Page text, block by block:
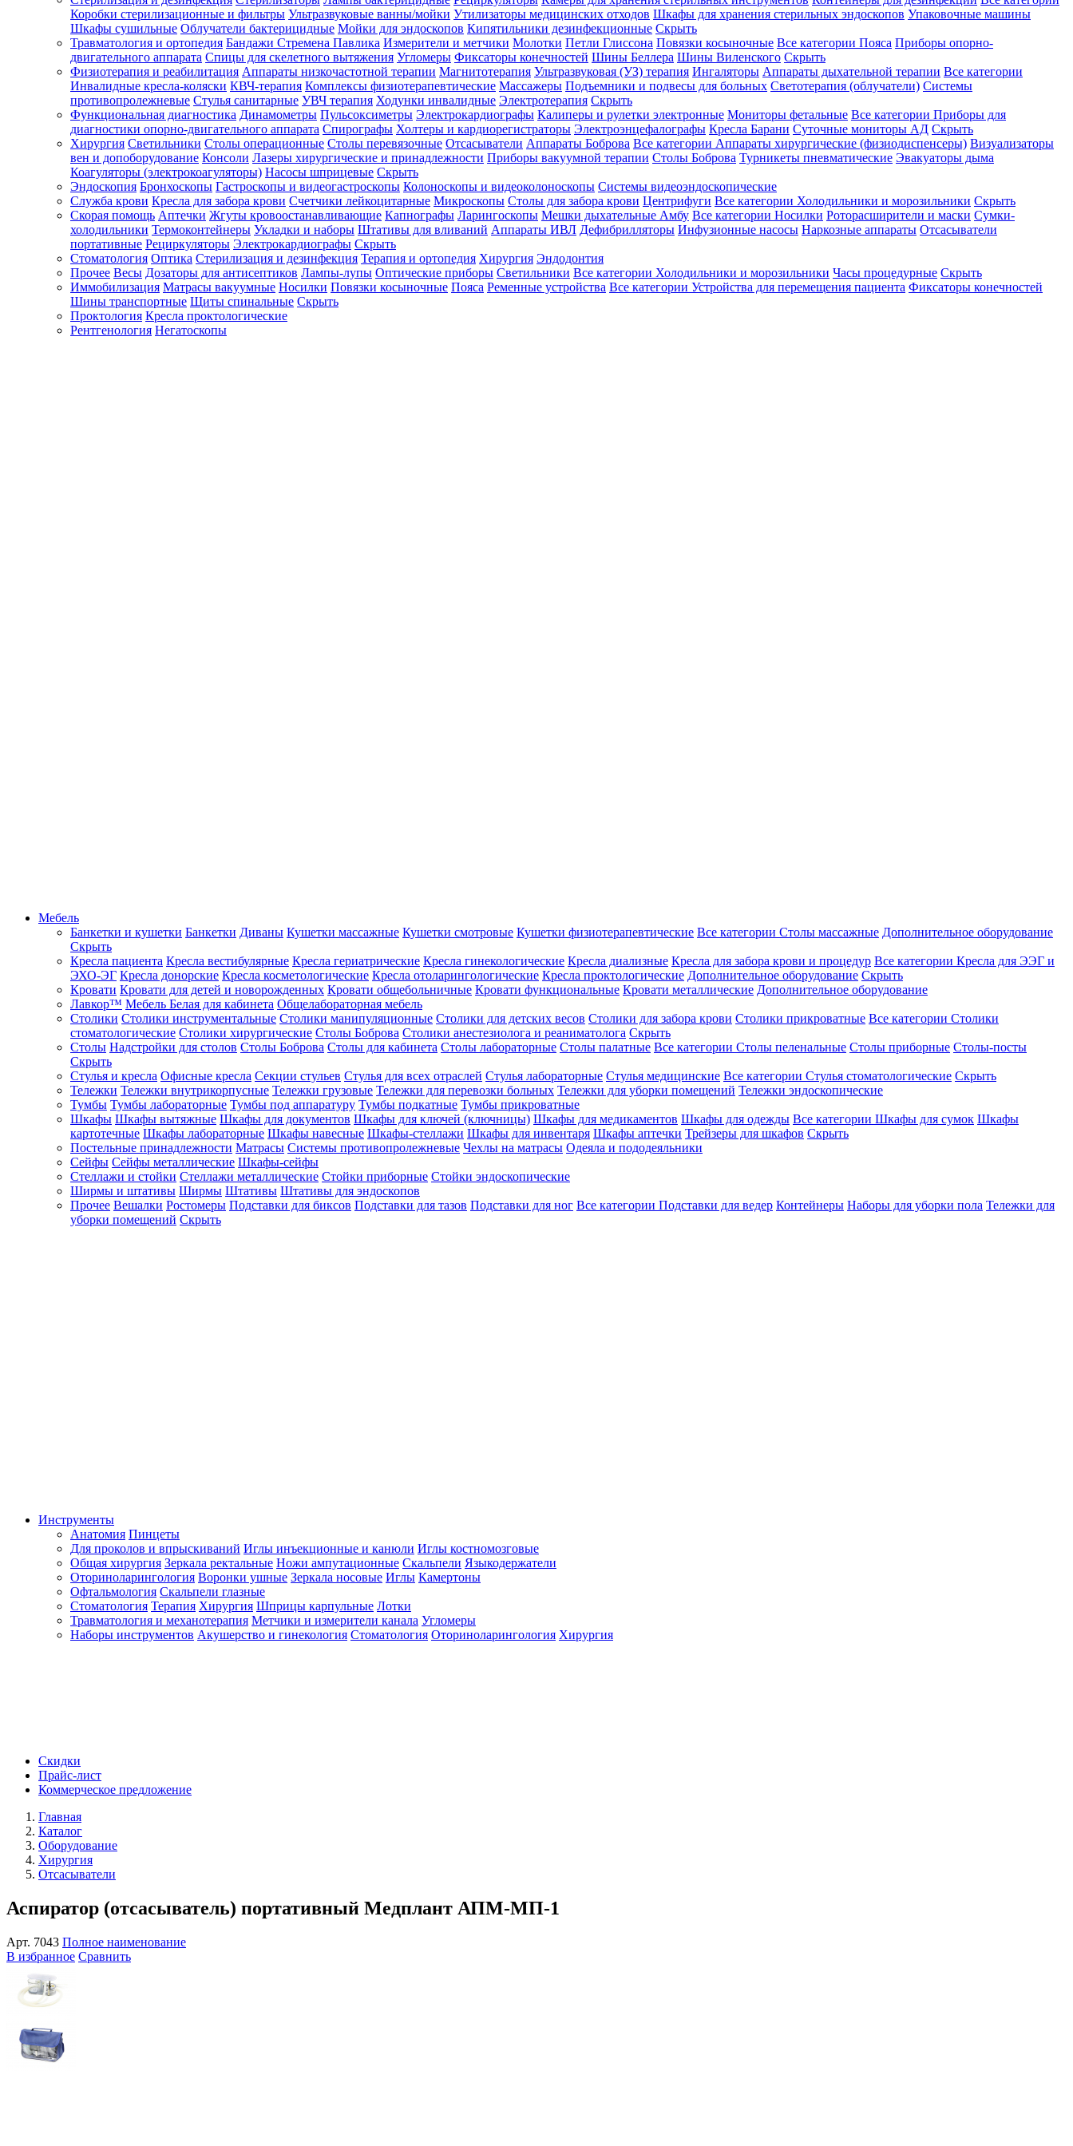
Зарегистрироваться
Зачем
регистрироваться?
Все
покупки
в
одном
месте
Личный
менеджер
Отслеживание
статуса
заказа
Коробки стерилизационные и фильтры Ультразвуковые ванны/мойки Утилизаторы медицинских отходов Шкафы для хранения стерильных эндоскопов Упаковочные машины
Шкафы сушильные Облучатели бактерицидные Мойки для эндоскопов Кипятильники дезинфекционные Скрыть
Травматология и ортопедия Бандажи Стремена Павлика Измерители и метчики Молотки Петли Глиссона Повязки косыночные Все категории Пояса Приборы опорно-
двигательного аппарата Спицы для скелетного вытяжения Угломеры Фиксаторы конечностей Шины Беллера Шины Виленского Скрыть
Физиотерапия и реабилитация Аппараты низкочастотной терапии Магнитотерапия Ультразвуковая (УЗ) терапия Ингаляторы Аппараты дыхательной терапии Все категории
Инвалидные кресла-коляски КВЧ-терапия Комплексы физиотерапевтические Массажеры Подъемники и подвесы для больных Светотерапия (облучатели) Системы
противопролежневые Стулья санитарные УВЧ терапия Ходунки инвалидные Электротерапия Скрыть
Функциональная диагностика Динамометры Пульсоксиметры Электрокардиографы Калиперы и рулетки электронные Мониторы фетальные Все категории Приборы для
диагностики опорно-двигательного аппарата Спирографы Холтеры и кардиорегистраторы Электроэнцефалографы Кресла Барани Суточные мониторы АД Скрыть
Хирургия Светильники Столы операционные Столы перевязочные Отсасыватели Аппараты Боброва Все категории Аппараты хирургические (физиодиспенсеры) Визуализаторы
вен и допоборудование Консоли Лазеры хирургические и принадлежности Приборы вакуумной терапии Столы Боброва Турникеты пневматические Эвакуаторы дыма
Коагуляторы (электрокоагуляторы) Насосы шприцевые Скрыть
Эндоскопия Бронхоскопы Гастроскопы и видеогастроскопы Колоноскопы и видеоколоноскопы Системы видеоэндоскопические
Служба крови Кресла для забора крови Счетчики лейкоцитарные Микроскопы Столы для забора крови Центрифуги Все категории Холодильники и морозильники Скрыть
Скорая помощь Аптечки Жгуты кровоостанавливающие Капнографы Ларингоскопы Мешки дыхательные Амбу Все категории Носилки Роторасширители и маски Сумки-
холодильники Термоконтейнеры Укладки и наборы Штативы для вливаний Аппараты ИВЛ Дефибрилляторы Инфузионные насосы Наркозные аппараты Отсасыватели
портативные Рециркуляторы Электрокардиографы Скрыть
Стоматология Оптика Стерилизация и дезинфекция Терапия и ортопедия Хирургия Эндодонтия
Прочее Весы Дозаторы для антисептиков Лампы-лупы Оптические приборы Светильники Все категории Холодильники и морозильники Часы процедурные Скрыть
Иммобилизация Матрасы вакуумные Носилки Повязки косыночные Пояса Ременные устройства Все категории Устройства для перемещения пациента Фиксаторы конечностей
Шины транспортные Щиты спинальные Скрыть
Проктология Кресла проктологические
Рентгенология Негатоскопы
Мебель
Банкетки и кушетки Банкетки Диваны Кушетки массажные Кушетки смотровые Кушетки физиотерапевтические Все категории Столы массажные Дополнительное оборудование
Скрыть
Кресла пациента Кресла вестибулярные Кресла гериатрические Кресла гинекологические Кресла диализные Кресла для забора крови и процедур Все категории Кресла для ЭЭГ и
ЭХО-ЭГ Кресла донорские Кресла косметологические Кресла отоларингологические Кресла проктологические Дополнительное оборудование Скрыть
Кровати Кровати для детей и новорожденных Кровати общебольничные Кровати функциональные Кровати металлические Дополнительное оборудование
Лавкор™ Мебель Белая для кабинета Общелабораторная мебель
Столики Столики инструментальные Столики манипуляционные Столики для детских весов Столики для забора крови Столики прикроватные Все категории Столики
стоматологические Столики хирургические Столы Боброва Столики анестезиолога и реаниматолога Скрыть
Столы Надстройки для столов Столы Боброва Столы для кабинета Столы лабораторные Столы палатные Все категории Столы пеленальные Столы приборные Столы-посты
Скрыть
Стулья и кресла Офисные кресла Секции стульев Стулья для всех отраслей Стулья лабораторные Стулья медицинские Все категории Стулья стоматологические Скрыть
Тележки Тележки внутрикорпусные Тележки грузовые Тележки для перевозки больных Тележки для уборки помещений Тележки эндоскопические
Тумбы Тумбы лабораторные Тумбы под аппаратуру Тумбы подкатные Тумбы прикроватные
Шкафы Шкафы вытяжные Шкафы для документов Шкафы для ключей (ключницы) Шкафы для медикаментов Шкафы для одежды Все категории Шкафы для сумок Шкафы
картотечные Шкафы лабораторные Шкафы навесные Шкафы-стеллажи Шкафы для инвентаря Шкафы аптечки Трейзеры для шкафов Скрыть
Постельные принадлежности Матрасы Системы противопролежневые Чехлы на матрасы Одеяла и пододеяльники
Сейфы Сейфы металлические Шкафы-сейфы
Стеллажи и стойки Стеллажи металлические Стойки приборные Стойки эндоскопические
Ширмы и штативы Ширмы Штативы Штативы для эндоскопов
Прочее Вешалки Ростомеры Подставки для биксов Подставки для тазов Подставки для ног Все категории Подставки для ведер Контейнеры Наборы для уборки пола Тележки для
уборки помещений Скрыть
Инструменты
Анатомия Пинцеты
Для проколов и впрыскиваний Иглы инъекционные и канюли Иглы костномозговые
Общая хирургия Зеркала ректальные Ножи ампутационные Скальпели Языкодержатели
Оториноларингология Воронки ушные Зеркала носовые Иглы Камертоны
Офтальмология Скальпели глазные
Стоматология Терапия Хирургия Шприцы карпульные Лотки
Травматология и механотерапия Метчики и измерители канала Угломеры
Наборы инструментов Акушерство и гинекология Стоматология Оториноларингология Хирургия
Скидки
Прайс-лист
Коммерческое предложение
Главная
Каталог
Оборудование
Хирургия
Отсасыватели
Аспиратор (отсасыватель) портативный Медплант АПМ-МП-1
Арт. 7043 Полное наименование
В избранное Сравнить